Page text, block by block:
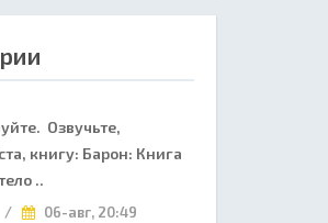
Озвучьте,
книгу: Барон: Книга
..
/ 06-авг, 20:49